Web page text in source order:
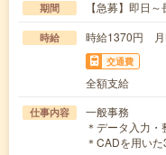
期間 【急募】即日
時給 時給1370円 月
交通費
全額支給
仕事内容
一般事務
＊データ入力
＊CADを用い